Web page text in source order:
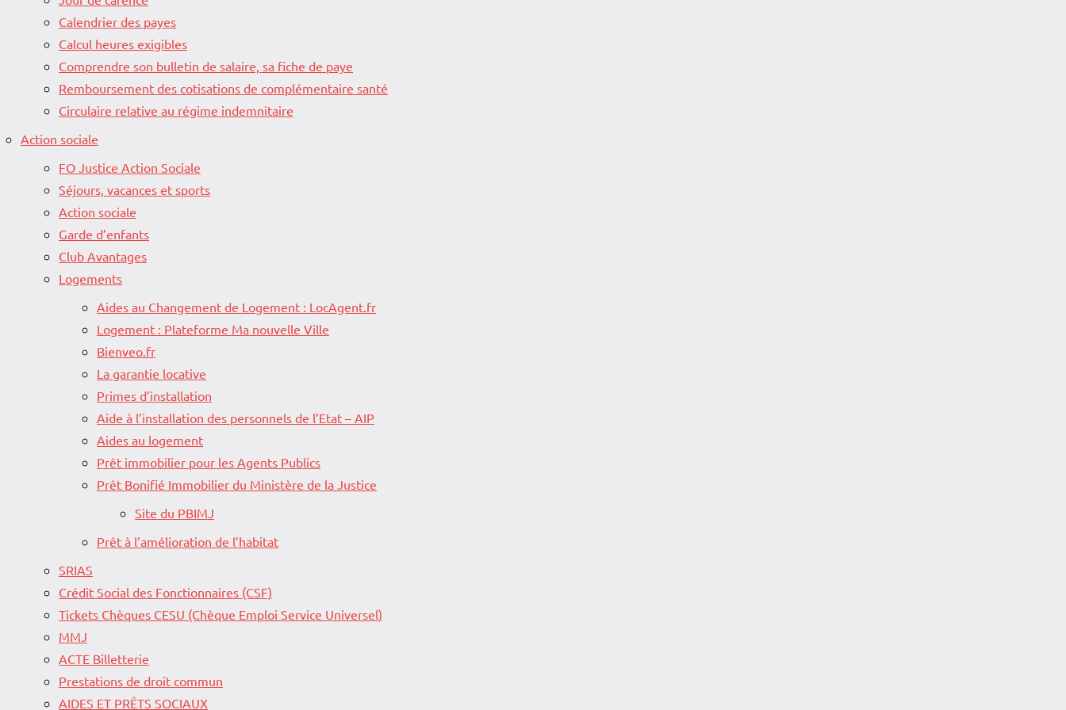
Calendrier des payes
Calcul heures exigibles
Comprendre son bulletin de salaire, sa fiche de paye
Remboursement des cotisations de complémentaire santé
Circulaire relative au régime indemnitaire
Action sociale
FO Justice Action Sociale
Séjours, vacances et sports
Action sociale
Garde d’enfants
Club Avantages
Logements
Aides au Changement de Logement : LocAgent.fr
Logement : Plateforme Ma nouvelle Ville
Bienveo.fr
La garantie locative
Primes d’installation
Aide à l’installation des personnels de l’Etat – AIP
Aides au logement
Prêt immobilier pour les Agents Publics
Prêt Bonifié Immobilier du Ministère de la Justice
Site du PBIMJ
Prêt à l’amélioration de l’habitat
SRIAS
Crédit Social des Fonctionnaires (CSF)
Tickets Chèques CESU (Chèque Emploi Service Universel)
MMJ
ACTE Billetterie
Prestations de droit commun
AIDES ET PRÊTS SOCIAUX